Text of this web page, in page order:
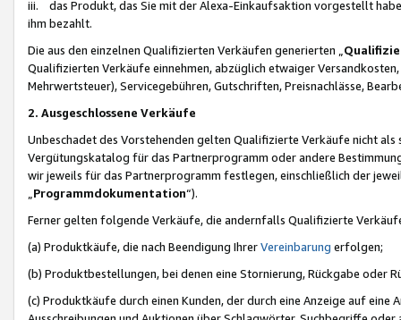
iii. das Produkt, das Sie mit der Alexa-Einkaufsaktion vorgestellt
ihm bezahlt.
Die aus den einzelnen Qualifizierten Verkäufen generierten „
Qualifizierten Verkäufe einnehmen, abzüglich etwaiger
Mehrwertsteuer), Servicegebühren, Gutschriften, Preisnachlässe,
2. Ausgeschlossene Verkäufe
Unbeschadet des Vorstehenden gelten Qualifizierte Verkäufe nicht
Vergütungskatalog für das Partnerprogramm oder andere
wir jeweils für das Partnerprogramm festlegen, einschließlich der
Programmdokumentation“).
Ferner gelten folgende Verkäufe, die andernfalls Qualifizierte
(a) Produktkäufe, die nach Beendigung IhrerVereinbarung erfolgen;
(b) Produktbestellungen, bei denen eine Stornierung, Rückgabe oder
(c) Produktkäufe durch einen Kunden, der durch eine Anzeige auf